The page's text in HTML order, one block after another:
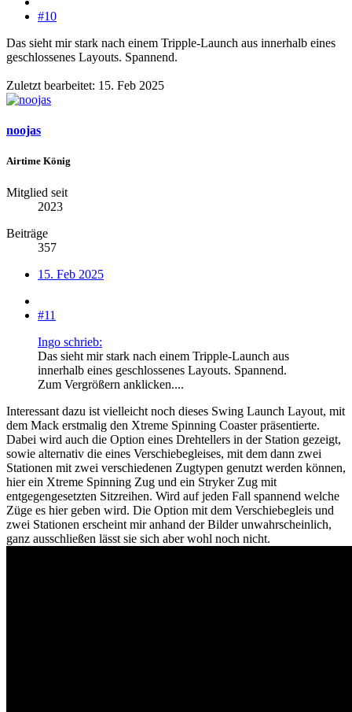
#10
Das sieht mir stark nach einem Tripple-Launch aus innerhalb eines
geschlossenes Layouts. Spannend.
Zuletzt bearbeitet: 15. Feb 2025
noojas
Airtime König
Mitglied seit
2023
Beiträge
357
15. Feb 2025
#11
Ingo schrieb:
Das sieht mir stark nach einem Tripple-Launch aus
innerhalb eines geschlossenes Layouts. Spannend.
Zum Vergrößern anklicken....
Interessant dazu ist vielleicht noch dieses Swing Launch Layout, mit
dem Mack erstmalig den Xtreme Spinning Coaster präsentierte.
Dabei wird auch die Option eines Drehtellers in der Station gezeigt,
sowie alternativ die eines Verschiebegleises, mit dem dann zwei
Stationen mit zwei verschiedenen Zugtypen genutzt werden können,
hier ein Xtreme Spinning Zug und ein Stryker Zug mit
entgegengesetzten Sitzreihen. Wird auf jeden Fall spannend welche
Züge es hier geben wird. Die Option mit dem Verschiebegleis und
zwei Stationen erscheint mir anhand der Bilder unwahrscheinlich,
ganz ausschließen lässt sie sich aber wohl noch nicht.